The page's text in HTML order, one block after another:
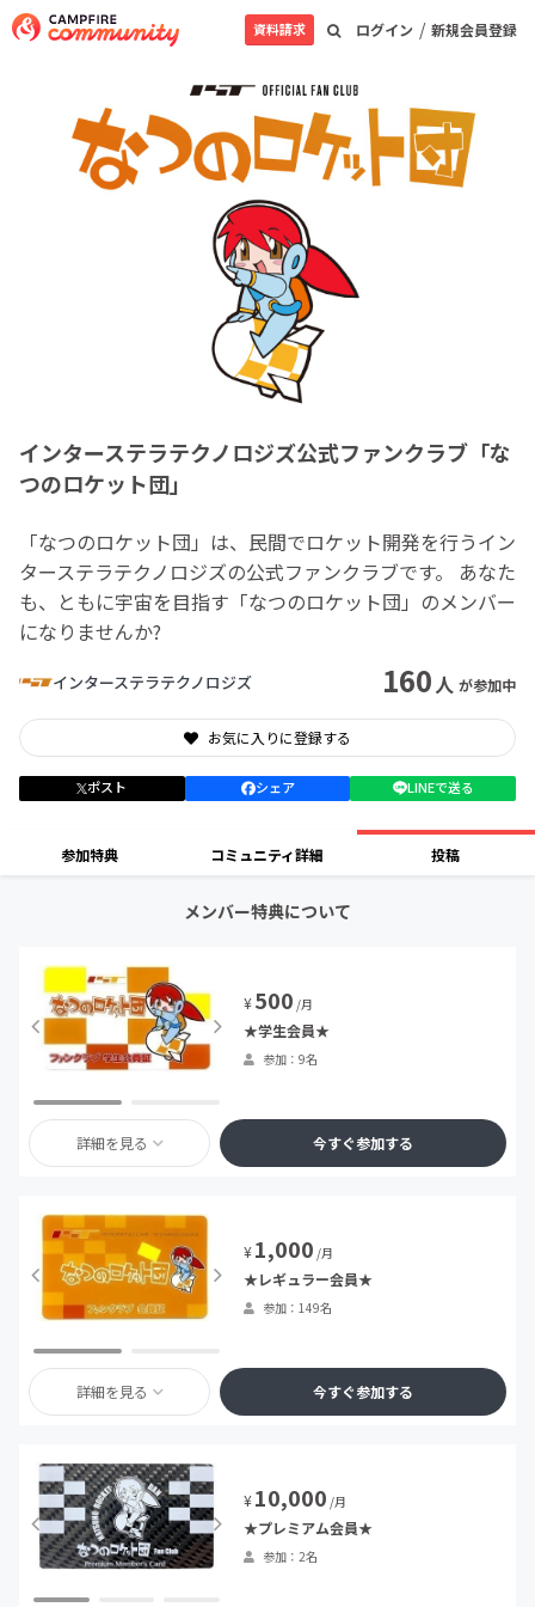
ログイン / 新規会員登録
資料請求
インターステラテクノロジズ公式ファンクラブ「な
つのロケット団」
「なつのロケット団」は、民間でロケット開発を行うイン
ターステラテクノロジズの公式ファンクラブです。 あなた
も、ともに宇宙を目指す「なつのロケット団」のメンバー
になりませんか?
インターステラテクノロジズ 160人 が参加中
お気に入りに登録する
ポスト シェア LINEで送る
参加特典 コミュニティ詳細 投稿
メンバー特典について
¥500 /月
★学生会員★
参加：9名
詳細を見る 今すぐ参加する
¥1,000 /月
★レギュラー会員★
参加：149名
詳細を見る 今すぐ参加する
¥10,000 /月
★プレミアム会員★
参加：2名